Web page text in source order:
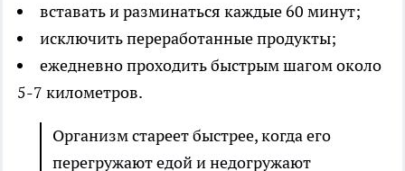
вставать и разминаться каждые 60 минут;
исключить переработанные продукты;
ежедневно проходить быстрым шагом около
5-7 километров.
Организм стареет быстрее, когда его
перегружают едой и недогружают